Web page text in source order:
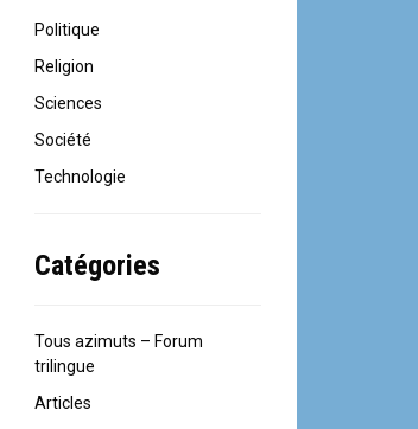
Politique
Religion
Sciences
Société
Technologie
Catégories
Tous azimuts – Forum
trilingue
Articles